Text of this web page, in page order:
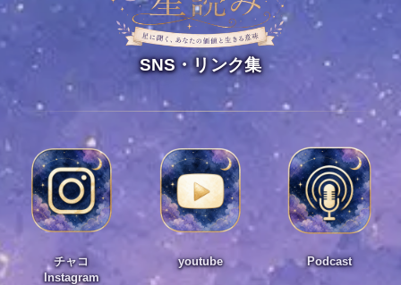
SNS・リンク集
チャコ
Instagram
youtube Podcast